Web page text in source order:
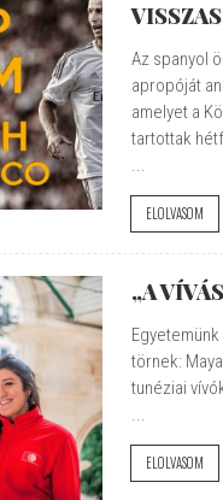
Az spanyol
apropóját
amelyet a
tartottak
...
ELOLVASOM
„A
törnek:
tunéziai
...
ELOLVASOM